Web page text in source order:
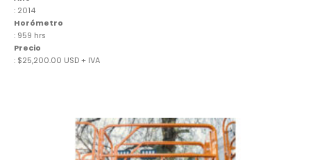
: 2014
Horómetro
: 959 hrs
Precio
: $25,200.00 USD + IVA